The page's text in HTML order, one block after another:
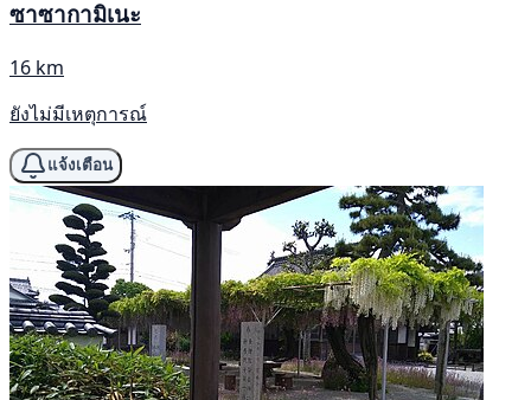
ซาซากามิเนะ
16 km
ยังไม่มีเหตุการณ์
แจ้งเตือน